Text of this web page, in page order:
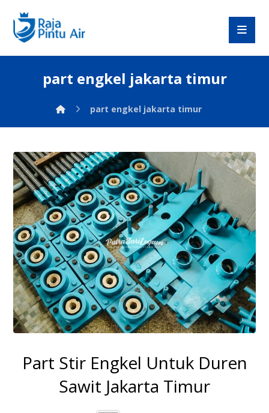
part engkel jakarta timur
part engkel jakarta timur
Part Stir Engkel Untuk Duren
Sawit Jakarta Timur